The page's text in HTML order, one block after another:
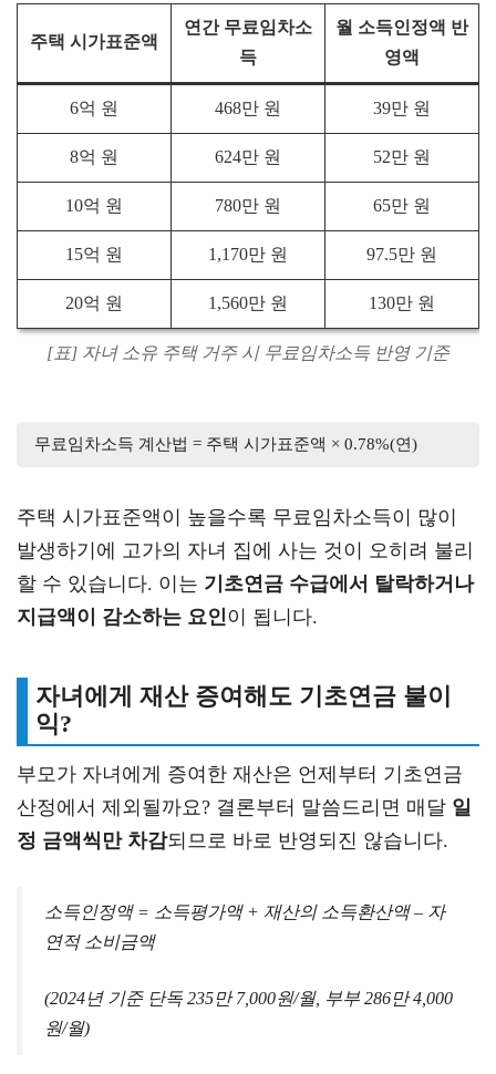
주택 시가표준액
연간 무료임차소
득
월 소득인정액 반
영액
6억 원 468만 원 39만 원
8억 원 624만 원 52만 원
10억 원 780만 원 65만 원
15억 원 1,170만 원 97.5만 원
20억 원 1,560만 원 130만 원
[표] 자녀 소유 주택 거주 시 무료임차소득 반영 기준
무료임차소득 계산법 = 주택 시가표준액 × 0.78%(연)
주택 시가표준액이 높을수록 무료임차소득이 많이
발생하기에 고가의 자녀 집에 사는 것이 오히려 불리
할 수 있습니다. 이는 기초연금 수급에서 탈락하거나
지급액이 감소하는 요인이 됩니다.
자녀에게 재산 증여해도 기초연금 불이
익?
부모가 자녀에게 증여한 재산은 언제부터 기초연금
산정에서 제외될까요? 결론부터 말씀드리면 매달 일
정 금액씩만 차감되므로 바로 반영되진 않습니다.
소득인정액 = 소득평가액 + 재산의 소득환산액 – 자
연적 소비금액
(2024년 기준 단독 235만 7,000원/월, 부부 286만 4,000
원/월)